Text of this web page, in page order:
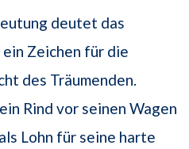
deutet das
ein Zeichen für die
des Träumenden.
Rind vor seinen Wagen
Lohn für seine harte